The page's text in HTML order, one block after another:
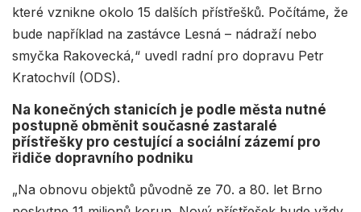
které vznikne okolo 15 dalších přístřešků. Počítáme, že
bude například na zastávce Lesná – nádraží nebo
smyčka Rakovecká,“ uvedl radní pro dopravu Petr
Kratochvíl (ODS).
Na konečných stanicích je podle města nutné
postupně obměnit současné zastaralé
přístřešky pro cestující a sociální zázemí pro
řidiče dopravního podniku
„Na obnovu objektů původně ze 70. a 80. let Brno